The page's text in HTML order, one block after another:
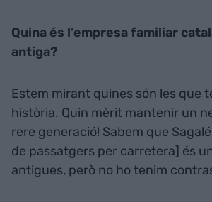
Quina és l’empresa familiar
antiga?
Estem mirant quines són les que
història. Quin mèrit mantenir un
rere generació! Sabem que
de passatgers per carretera] és
antigues, però no ho tenim